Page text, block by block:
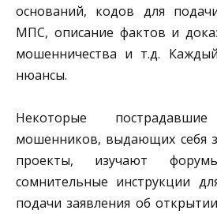
оснований, кодов для
МПС, описание фактов и
мошенничества и т.д.
нюансы.
Некоторые
мошенников, выдающих себя
проекты, изучают
сомнительные инструкции
подачи заявления об